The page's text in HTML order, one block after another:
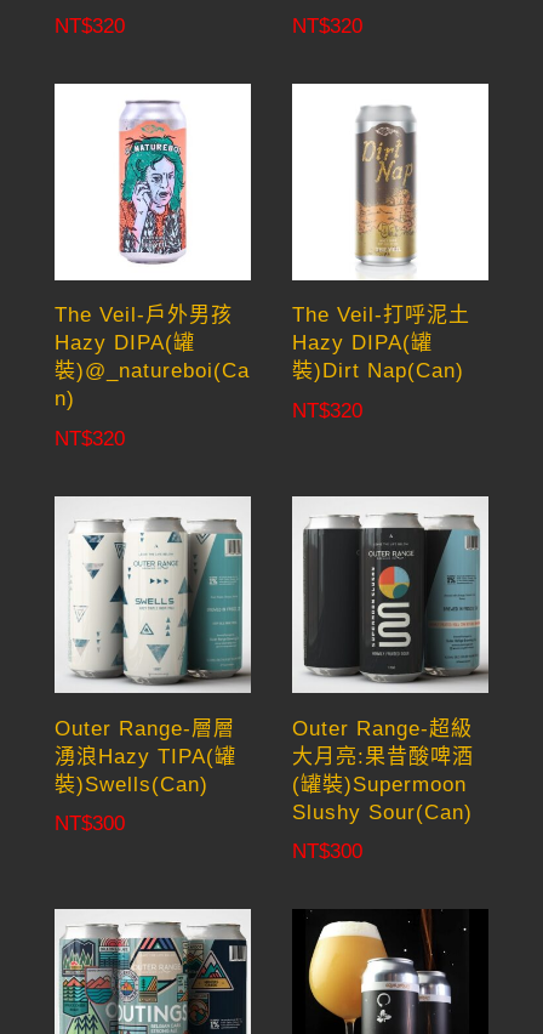
NT$320
NT$320
The Veil-戶外男孩
Hazy DIPA(罐
裝)@_natureboi(Ca
n)
NT$320
The Veil-打呼泥土
Hazy DIPA(罐
裝)Dirt Nap(Can)
NT$320
Outer Range-層層
湧浪Hazy TIPA(罐
裝)Swells(Can)
NT$300
Outer Range-超級
大月亮:果昔酸啤酒
(罐裝)Supermoon
Slushy Sour(Can)
NT$300